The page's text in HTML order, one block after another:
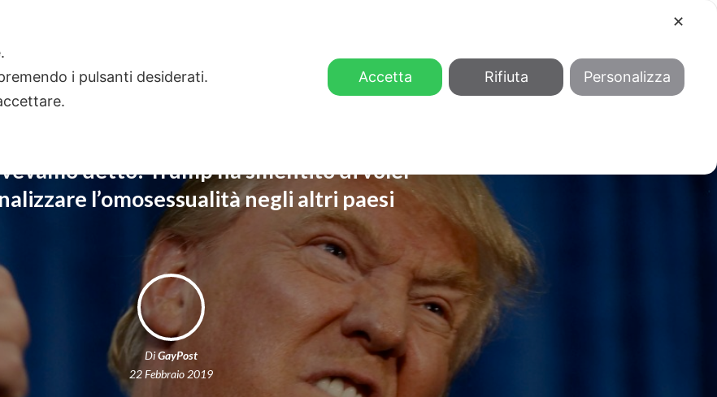
detto: Trump ha smentito di voler
l’omosessualità negli altri paesi
DiGayPost
22 Febbraio 2019
✕
i pulsanti desiderati.
Accetta Rifiuta Personalizza